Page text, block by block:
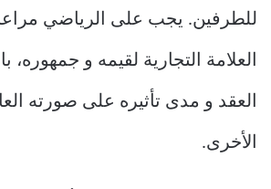
للطرفين. يجب على الرياضي
العلامة التجارية لقيمه و جمهوره،
العقد و مدى تأثيره على صورته
الأخرى.